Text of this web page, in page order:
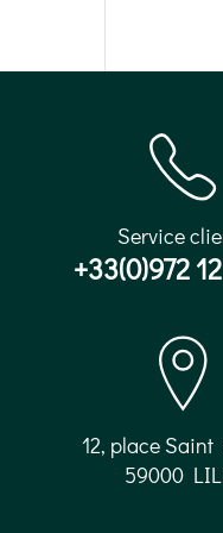
Service
+33(0)972
12, place
59000